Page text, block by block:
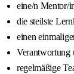
eine/n Mentor/
die steilste
einen
Verantwortung
regelmäßige